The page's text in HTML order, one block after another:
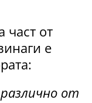
част от
е
от